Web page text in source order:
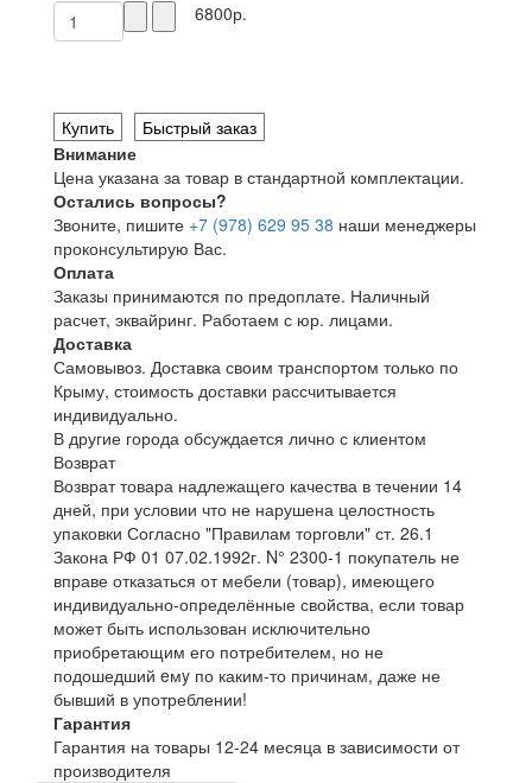
6800р.
Купить
Быстрый заказ
Внимание
Цена указана за товар в стандартной комплектации.
Остались вопросы?
Звоните, пишите +7 (978) 629 95 38 наши менеджеры
проконсультирую Вас.
Оплата
Заказы принимаются по предоплате. Наличный
расчет, эквайринг. Работаем с юр. лицами.
Доставка
Самовывоз. Доставка своим транспортом только по
Крыму, стоимость доставки рассчитывается
индивидуально.
В другие города обсуждается лично с клиентом
Возврат
Возврат товара надлежащего качества в течении 14
дней, при условии что не нарушена целостность
упаковки Согласно "Правилам торговли" ст. 26.1
Закона РФ 01 07.02.1992г. N° 2300-1 покупатель не
вправе отказаться от мебели (товар), имеющего
индивидуально-определённые свойства, если товар
может быть использован исключительно
приобретающим его потребителем, но не
подошедший eмy по каким-то причинам, даже не
бывший в употреблении!
Гарантия
Гарантия на товары 12-24 месяца в зависимости от
производителя